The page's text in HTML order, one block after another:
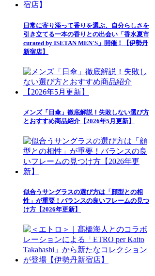
日常に寄り添って香りを選ぶ、自分らしさを
引き立てる一本の香りとの出会い「香水夏市
curated by ISETAN MEN'S」開催！【伊勢丹
新宿店】
メンズ「日傘」徹底解説！失敗しない選び方
とおすすめ商品紹介【2026年5月更新】
似合うサングラスの選び方は「顔型との相
性」が重要！バランスの良いフレームの見つ
け方【2026年更新】